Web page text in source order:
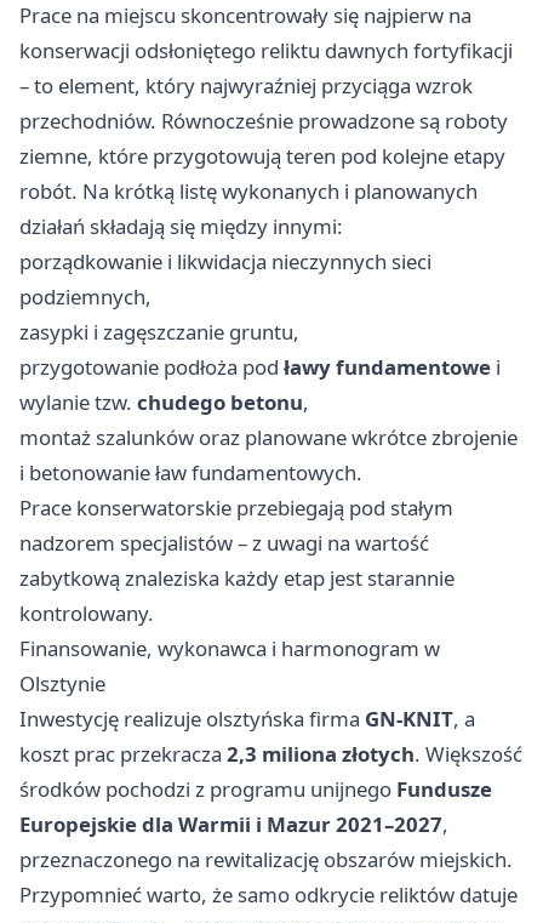
Prace na miejscu skoncentrowały się najpierw na
konserwacji odsłoniętego reliktu dawnych fortyfikacji
– to element, który najwyraźniej przyciąga wzrok
przechodniów. Równocześnie prowadzone są roboty
ziemne, które przygotowują teren pod kolejne etapy
robót. Na krótką listę wykonanych i planowanych
działań składają się między innymi:
porządkowanie i likwidacja nieczynnych sieci
podziemnych,
zasypki i zagęszczanie gruntu,
przygotowanie podłoża pod ławy fundamentowe i
wylanie tzw. chudego betonu,
montaż szalunków oraz planowane wkrótce zbrojenie
i betonowanie ław fundamentowych.
Prace konserwatorskie przebiegają pod stałym
nadzorem specjalistów – z uwagi na wartość
zabytkową znaleziska każdy etap jest starannie
kontrolowany.
Finansowanie, wykonawca i harmonogram w
Olsztynie
Inwestycję realizuje olsztyńska firma GN‑KNIT, a
koszt prac przekracza 2,3 miliona złotych. Większość
środków pochodzi z programu unijnego Fundusze
Europejskie dla Warmii i Mazur 2021–2027,
przeznaczonego na rewitalizację obszarów miejskich.
Przypomnieć warto, że samo odkrycie reliktów datuje